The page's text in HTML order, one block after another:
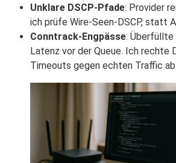
Unklare DSCP-Pfade: Provider
ich prüfe Wire-Seen-DSCP, statt
Conntrack-Engpässe: Überfüllte
Latenz vor der Queue. Ich rechte
Timeouts gegen echten Traffic ab.